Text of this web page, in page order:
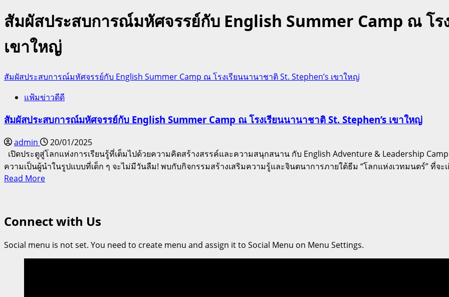
สัมผัสประสบการณ์มหัศจรรย์กับ English Summer Camp ณ โร
เขาใหญ่
สัมผัสประสบการณ์มหัศจรรย์กับ English Summer Camp ณ โรงเรียนนานาชาติ St. Stephen’s เขาใหญ่
แฟ้มข่าวดีดี
สัมผัสประสบการณ์มหัศจรรย์กับ English Summer Camp ณ โรงเรียนนานาชาติ St. Stephen’s เขาใหญ่
admin
20/01/2025
เปิดประตูสู่โลกแห่งการเรียนรู้ที่เต็มไปด้วยความคิดสร้างสรรค์และความสนุกสนาน กับ English Adventure & Leadership
ความเป็นผู้นำในรูปแบบที่เด็ก ๆ จะไม่มีวันลืม! พบกับกิจกรรมสร้างเสริมความรู้และจินตนาการภายใต้ธีม “โลกแห่งเวทมนตร์” ที่
Read MoreRead
ประสบการณ์
กับ
English
Connect with Us
Social menu is not set. You need to create menu and assign it to Social Menu on Menu Settings.